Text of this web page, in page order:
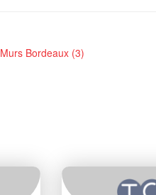
Murs Bordeaux (3)